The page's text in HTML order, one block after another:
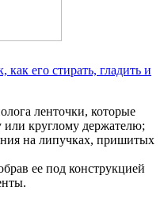
его стирать, гладить и
ленточки, которые
круглому держателю;
на липучках, пришитых
ее под конструкцией